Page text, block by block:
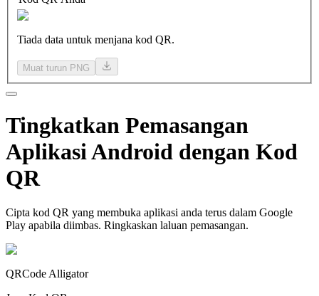
Tiada data untuk menjana kod QR.
Muat turun PNG
Tingkatkan Pemasangan
AplikasiAndroid dengan Kod
QR
Cipta kod QR yang membuka aplikasi anda terus dalam Google
Play apabila diimbas. Ringkaskan laluan pemasangan.
QRCode Alligator